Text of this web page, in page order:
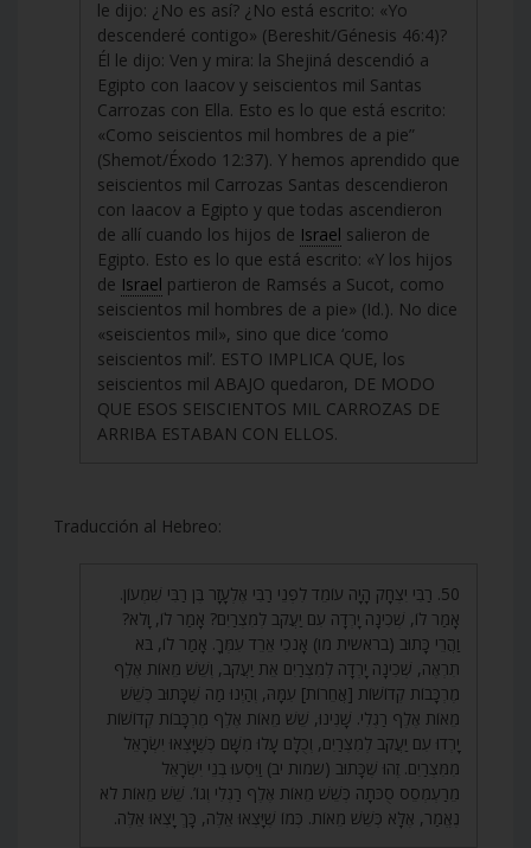
le dijo: ¿No es así? ¿No está escrito: «Yo
descenderé contigo» (Bereshit/Génesis 46:4)?
Él le dijo: Ven y mira: la Shejiná descendió a
Egipto con Iaacov y seiscientos mil Santas
Carrozas con Ella. Esto es lo que está escrito:
«Como seiscientos mil hombres de a pie”
(Shemot/Éxodo 12:37). Y hemos aprendido que
seiscientos mil Carrozas Santas descendieron
con Iaacov a Egipto y que todas ascendieron
de allí cuando los hijos de Israel salieron de
Egipto. Esto es lo que está escrito: «Y los hijos
de Israel partieron de Ramsés a Sucot, como
seiscientos mil hombres de a pie» (Id.). No dice
«seiscientos mil», sino que dice ‘como
seiscientos mil’. ESTO IMPLICA QUE, los
seiscientos mil ABAJO quedaron, DE MODO
QUE ESOS SEISCIENTOS MIL CARROZAS DE
ARRIBA ESTABAN CON ELLOS.
Traducción al Hebreo:
50. רַבִּי יִצְחָק הָיָה עוֹמֵד לִפְנֵי רַבִּי אֶלְעָזָר בֶּן רַבִּי שִׁמְעוֹן.
אָמַר לוֹ, שְׁכִינָה יָרְדָה עִם יַעֲקֹב לְמִצְרַיִם? אָמַר לוֹ, וָלֹא?
וַהֲרֵי כָּתוּב (בראשית מו) אָנֹכִי אֵרֵד עִמְּךָ. אָמַר לוֹ, בֹּא
תִרְאֶה, שְׁכִינָה יָרְדָה לְמִצְרַיִם אֵת יַעֲקֹב, וְשֵׁשׁ מֵאוֹת אֶלֶף
מֶרְכָּבוֹת קְדוֹשׁוֹת [אֲחֵרוֹת] עִמָּהּ, וְהַיְנוּ מַה שֶּׁכָּתוּב כְּשֵׁשׁ
מֵאוֹת אֶלֶף רַגְלִי. שָׁנִינוּ, שֵׁשׁ מֵאוֹת אֶלֶף מֶרְכָּבוֹת קְדוֹשׁוֹת
יָרְדוּ עִם יַעֲקֹב לְמִצְרַיִם, וְכֻלָּם עָלוּ מִשָּׁם כְּשֶׁיָּצְאוּ יִשְׂרָאֵל
מִמִּצְרַיִם. זֶהוּ שֶׁכָּתוּב (שמות יב) וַיִּסְעוּ בְנֵי יִשְׂרָאֵל
מֵרַעְמְסֵס סֻכֹּתָה כְּשֵׁשׁ מֵאוֹת אֶלֶף רַגְלִי וְגוֹ’. שֵׁשׁ מֵאוֹת לֹא
נֶאֱמַר, אֶלָּא כְּשֵׁשׁ מֵאוֹת. כְּמוֹ שֶׁיָּצְאוּ אֵלֶּה, כָּךְ יָצְאוּ אֵלֶּה.